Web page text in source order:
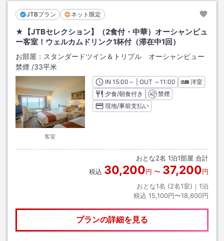
JTBプラン ネット限定
★【JTBセレクション】（2食付・中華）オーシャンビュ
ー客室！ウェルカムドリンク1杯付（滞在中1回）
お部屋： スタンダードツイン＆トリプル オーシャンビュー
禁煙 /33平米
客室
INチェックイン
15:00 ～ | OUT チェックアウト
～11:00
洋室
夕食/朝食付き
禁煙
現地/事前支払い
おとな2名 1泊1部屋 合計
税込 30,200円 〜 37,200円
おとな1名 (2名1室)｜ 1泊
税込 15,100円〜18,600円
プランの詳細を見る